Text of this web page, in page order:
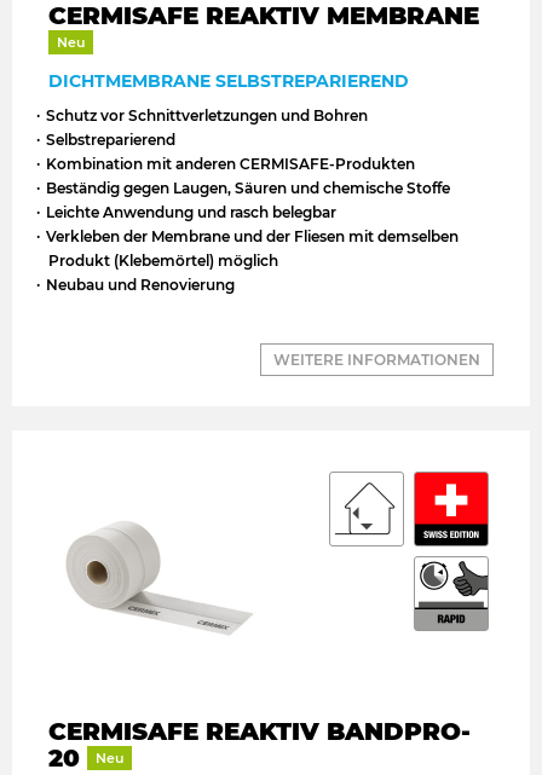
CERMISAFE REAKTIV MEMBRANE
Neu
DICHTMEMBRANE SELBSTREPARIEREND
Schutz vor Schnittverletzungen und Bohren
Selbstreparierend
Kombination mit anderen CERMISAFE-Produkten
Beständig gegen Laugen, Säuren und chemische Stoffe
Leichte Anwendung und rasch belegbar
Verkleben der Membrane und der Fliesen mit demselben
Produkt (Klebemörtel) möglich
Neubau und Renovierung
WEITERE INFORMATIONEN
CERMISAFE REAKTIV BANDPRO-
20
Neu